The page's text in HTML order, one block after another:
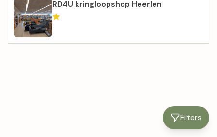
Filters
RD4U kringloopshop Heerlen